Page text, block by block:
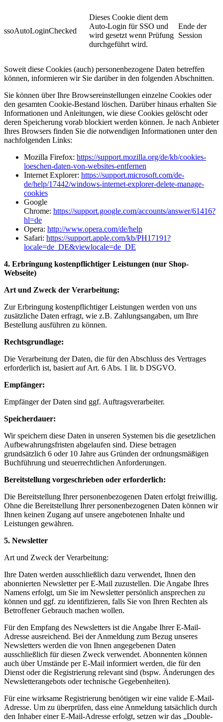
ssoAutoLoginChecked
Dieses Cookie dient dem
Auto-Login für SSO und
wird gesetzt wenn Prüfung
durchgeführt wird.
Ende der
Session
Soweit diese Cookies (auch) personenbezogene Daten betreffen
können, informieren wir Sie darüber in den folgenden Abschnitten.
Sie können über Ihre Browsereinstellungen einzelne Cookies oder
den gesamten Cookie-Bestand löschen. Darüber hinaus erhalten Sie
Informationen und Anleitungen, wie diese Cookies gelöscht oder
deren Speicherung vorab blockiert werden können. Je nach Anbieter
Ihres Browsers finden Sie die notwendigen Informationen unter den
nachfolgenden Links:
Mozilla Firefox: https://support.mozilla.org/de/kb/cookies-
loeschen-daten-von-websites-entfernen
Internet Explorer: https://support.microsoft.com/de-
de/help/17442/windows-internet-explorer-delete-manage-
cookies
Google
Chrome: https://support.google.com/accounts/answer/61416?
hl=de
Opera: http://www.opera.com/de/help
Safari: https://support.apple.com/kb/PH17191?
locale=de_DE&viewlocale=de_DE
4. Erbringung kostenpflichtiger Leistungen (nur Shop-
Webseite)
Art und Zweck der Verarbeitung:
Zur Erbringung kostenpflichtiger Leistungen werden von uns
zusätzliche Daten erfragt, wie z.B. Zahlungsangaben, um Ihre
Bestellung ausführen zu können.
Rechtsgrundlage:
Die Verarbeitung der Daten, die für den Abschluss des Vertrages
erforderlich ist, basiert auf Art. 6 Abs. 1 lit. b DSGVO.
Empfänger:
Empfänger der Daten sind ggf. Auftragsverarbeiter.
Speicherdauer:
Wir speichern diese Daten in unseren Systemen bis die gesetzlichen
Aufbewahrungsfristen abgelaufen sind. Diese betragen
grundsätzlich 6 oder 10 Jahre aus Gründen der ordnungsmäßigen
Buchführung und steuerrechtlichen Anforderungen.
Bereitstellung vorgeschrieben oder erforderlich:
Die Bereitstellung Ihrer personenbezogenen Daten erfolgt freiwillig.
Ohne die Bereitstellung Ihrer personenbezogenen Daten können wir
Ihnen keinen Zugang auf unsere angebotenen Inhalte und
Leistungen gewähren.
5. Newsletter
Art und Zweck der Verarbeitung:
Ihre Daten werden ausschließlich dazu verwendet, Ihnen den
abonnierten Newsletter per E-Mail zuzustellen. Die Angabe Ihres
Namens erfolgt, um Sie im Newsletter persönlich ansprechen zu
können und ggf. zu identifizieren, falls Sie von Ihren Rechten als
Betroffener Gebrauch machen wollen.
Für den Empfang des Newsletters ist die Angabe Ihrer E-Mail-
Adresse ausreichend. Bei der Anmeldung zum Bezug unseres
Newsletters werden die von Ihnen angegebenen Daten
ausschließlich für diesen Zweck verwendet. Abonnenten können
auch über Umstände per E-Mail informiert werden, die für den
Dienst oder die Registrierung relevant sind (bspw. Änderungen des
Newsletterangebots oder technische Gegebenheiten).
Für eine wirksame Registrierung benötigen wir eine valide E-Mail-
Adresse. Um zu überprüfen, dass eine Anmeldung tatsächlich durch
den Inhaber einer E-Mail-Adresse erfolgt, setzen wir das „Double-